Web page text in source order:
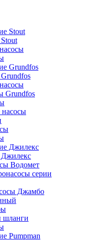
Grundfos
Джилекс
Водомет
серии
Джамбо
шланги